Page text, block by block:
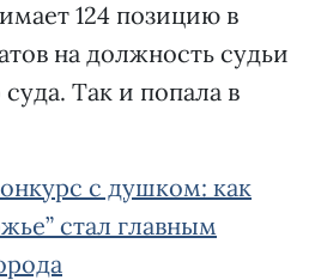
124 позицию в
на должность судьи
Так и попала в
с душком: как
стал главным